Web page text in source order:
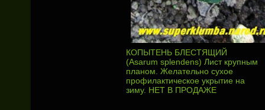
КОПЫТЕНЬ БЛЕСТЯЩИЙ
(Asarum splendens) Лист крупным
планом. Желательно сухое
профилактическое укрытие на
зиму. НЕТ В ПРОДАЖЕ